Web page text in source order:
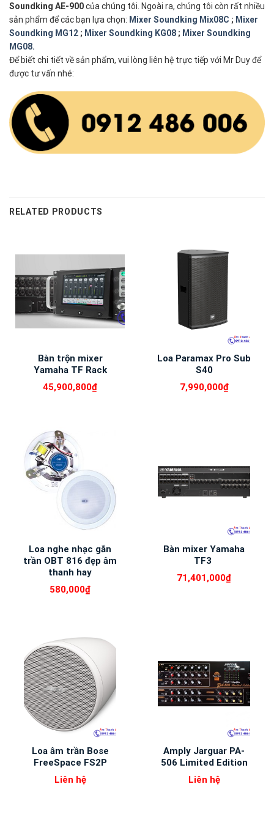
Soundking AE-900của chúng tôi. Ngoài ra, chúng tôi còn rất nhiều
sản phẩm để các bạn lựa chọn: Mixer Soundking Mix08C ; Mixer
Soundking MG12 ; Mixer Soundking KG08 ; Mixer Soundking
MG08.
Để biết chi tiết về sản phẩm, vui lòng liên hệ trực tiếp với Mr Duy để
được tư vấn nhé:
RELATED PRODUCTS
Bàn trộn mixer
Yamaha TF Rack
45,900,800₫
Loa Paramax Pro Sub
S40
7,990,000₫
Loa nghe nhạc gắn
trần OBT 816 đẹp âm
thanh hay
580,000₫
Bàn mixer Yamaha
TF3
71,401,000₫
Loa âm trần Bose
FreeSpace FS2P
Liên hệ
Amply Jarguar PA-
506 Limited Edition
Liên hệ